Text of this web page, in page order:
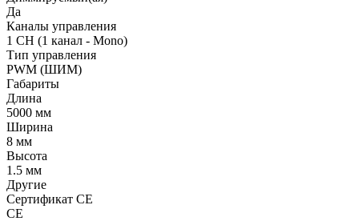
Да
Каналы управления
1 CH (1 канал - Mono)
Тип управления
PWM (ШИМ)
Габариты
Длина
5000 мм
Ширина
8 мм
Высота
1.5 мм
Другие
Сертификат CE
CE